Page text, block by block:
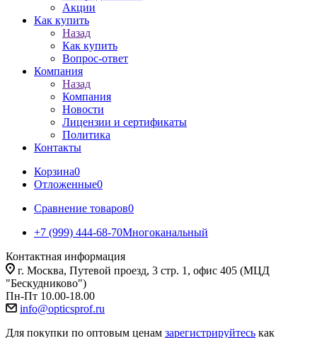
Акции
Как купить
Назад
Как купить
Вопрос-ответ
Компания
Назад
Компания
Новости
Лицензии и сертификаты
Политика
Контакты
Корзина0
Отложенные0
Сравнение товаров0
+7 (999) 444-68-70Многоканальный
Контактная информация
г. Москва, Путевой проезд, 3 стр. 1, офис 405 (МЦД
"Бескудниково")
Пн-Пт 10.00-18.00
info@opticsprof.ru
Для покупки по оптовым ценам зарегистрируйтесь как